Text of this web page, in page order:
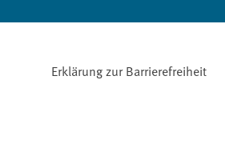
Erklärung zur Barrierefreiheit